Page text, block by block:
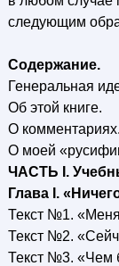
следующим
Содержание.
Генеральная
Об этой книге.
О комментариях.
О моей
ЧАСТЬ I.
Глава I.
Текст №1. «Меня
Текст №2.
Текст №3. «Чем